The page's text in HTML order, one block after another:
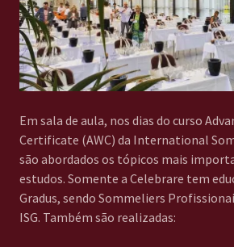
Em sala de aula, nos dias do curso
Certificate (AWC) da International
são abordados os tópicos mais
estudos. Somente a Celebrare tem
Gradus, sendo Sommeliers
ISG. Também são realizadas: